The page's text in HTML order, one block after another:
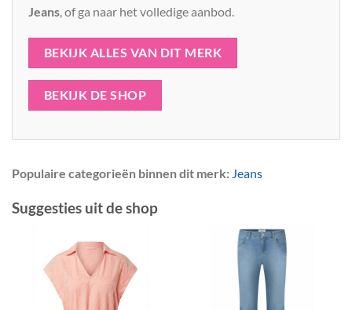
Jeans , of ga naar het volledige aanbod.
BEKIJK ALLES VAN DIT MERK
BEKIJK DE SHOP
Populaire categorieën binnen dit merk: Jeans
Suggesties uit de shop